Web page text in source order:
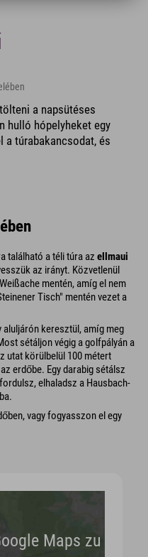
a napsütéses
hulló hópelyheket egy
a túrabakancsodat, és
található a téli túra az ellmaui
az irányt. Közvetlenül
mentén, amíg el nem
Tisch" mentén vezet a
aluljárón keresztül, amíg meg
sétáljon végig a golfpályán a
utat körülbelül 100 métert
erdőbe. Egy darabig sétálsz
elhaladsz a Hausbach-
vagy fogyasszon el egy
Maps zu